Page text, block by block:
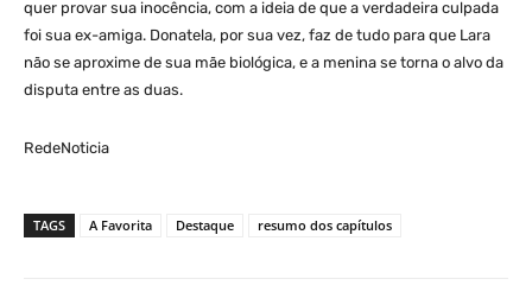
quer provar sua inocência, com a ideia de que a verdadeira culpada
foi sua ex-amiga. Donatela, por sua vez, faz de tudo para que Lara
não se aproxime de sua mãe biológica, e a menina se torna o alvo da
disputa entre as duas.
RedeNoticia
TAGS A Favorita Destaque resumo dos capítulos